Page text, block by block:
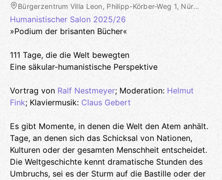
Bürgerzentrum Villa Leon, Philipp-Körber-Weg 1, Nürnberg, DE
Humanistischer Salon 2025/26
»Podium der brisanten Bücher«
111 Tage, die die Welt bewegten
Eine säkular-humanistische Perspektive
Vortrag von Ralf Nestmeyer; Moderation: Helmut
Fink; Klaviermusik: Claus Gebert
Es gibt Momente, in denen die Welt den Atem anhält.
Tage, an denen sich das Schicksal von Nationen,
Kulturen oder der gesamten Menschheit entscheidet.
Die Weltgeschichte kennt dramatische Stunden des
Umbruchs, sei es der Sturm auf die Bastille oder der